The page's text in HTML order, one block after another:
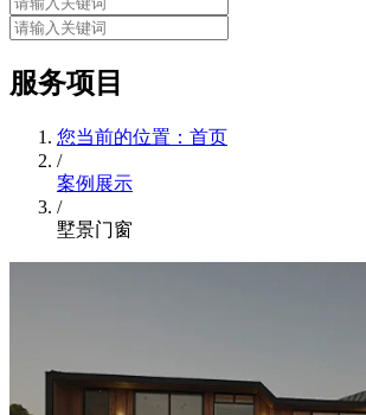
服务项目
您当前的位置：首页
/
案例展示
/
墅景门窗